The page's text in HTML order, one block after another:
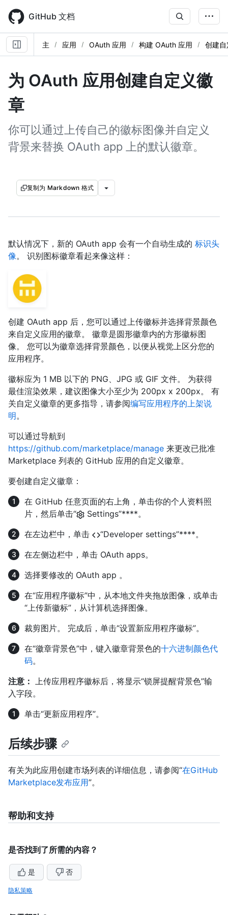
main
content
GitHub 文档
主 应用 OAuth 应用 构建 OAuth 应用 创建
为 OAuth 应用创建自定义徽
章
你可以通过上传自己的徽标图像并自定义
背景来替换 OAuth app 上的默认徽章。
复制为 Markdown 格式
默认情况下，新的 OAuth app 会有一个自动生成的 标识头
像。 识别图标徽章看起来像这样：
创建 OAuth app 后，您可以通过上传徽标并选择背景颜色
来自定义应用的徽章。 徽章是圆形徽章内的方形徽标图
像。 您可以为徽章选择背景颜色，以便从视觉上区分您的
应用程序。
徽标应为 1 MB 以下的 PNG、JPG 或 GIF 文件。 为获得
最佳渲染效果，建议图像大小至少为 200px x 200px。 有
关自定义徽章的更多指导，请参阅编写应用程序的上架说
明。
可以通过导航到
https://github.com/marketplace/manage 来更改已批准
Marketplace 列表的 GitHub 应用的自定义徽章。
要创建自定义徽章：
在 GitHub 任意页面的右上角，单击你的个人资料照
片，然后单击“
Settings”****。
在左边栏中，单击
“Developer settings”****。
在左侧边栏中，单击 OAuth apps。
选择要修改的 OAuth app 。
在“应用程序徽标”中，从本地文件夹拖放图像，或单击
“上传新徽标”，从计算机选择图像。
裁剪图片。 完成后，单击“设置新应用程序徽标”。
在“徽章背景色”中，键入徽章背景色的十六进制颜色代
码。
注意： 上传应用程序徽标后，将显示“锁屏提醒背景色”输
入字段。
单击“更新应用程序”。
后续步骤
有关为此应用创建市场列表的详细信息，请参阅“在GitHub
Marketplace发布应用”。
帮助和支持
是否找到了所需的内容？
是 否
隐私策略